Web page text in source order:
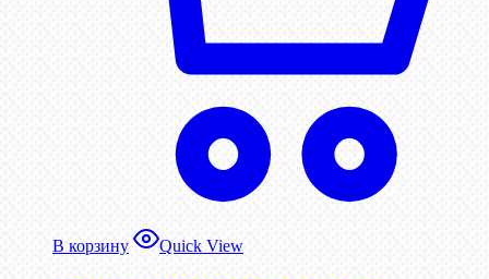
В корзину Quick View